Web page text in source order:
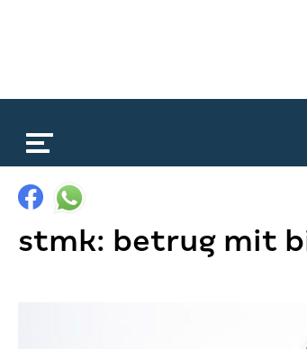
stmk: betrug mit